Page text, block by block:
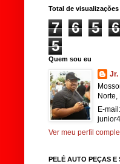
Total de
7 6 5 6
5
Quem sou eu
Jr.
Norte,
E-mail:
Ver meu perfil
PELÉ AUTO PEÇAS E